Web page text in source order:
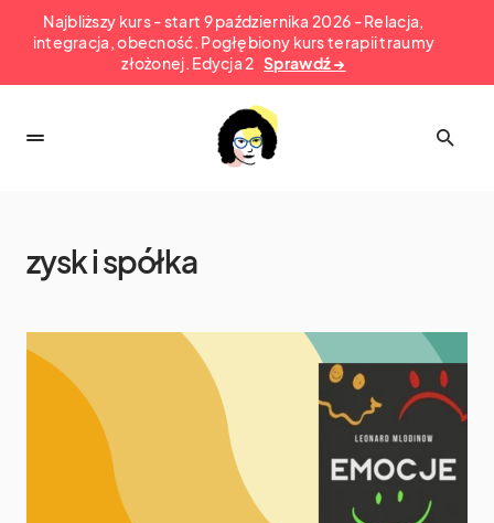
Najbliższy kurs - start 9 października 2026 - Relacja,
integracja, obecność. Pogłębiony kurs terapii traumy
złożonej. Edycja 2 Sprawdź →
zysk i spółka